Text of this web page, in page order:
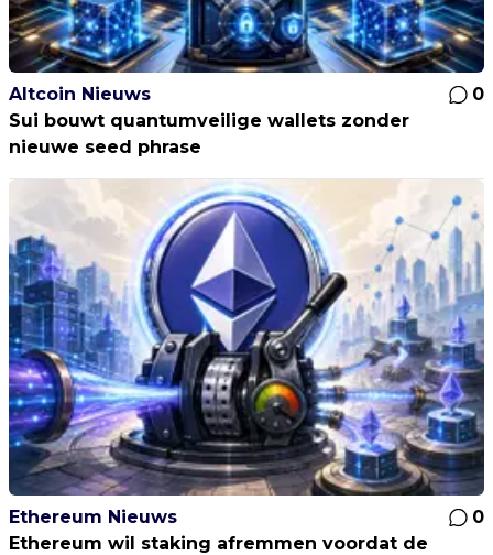
Altcoin Nieuws
0
Sui bouwt quantumveilige wallets zonder
nieuwe seed phrase
Ethereum Nieuws
0
Ethereum wil staking afremmen voordat de